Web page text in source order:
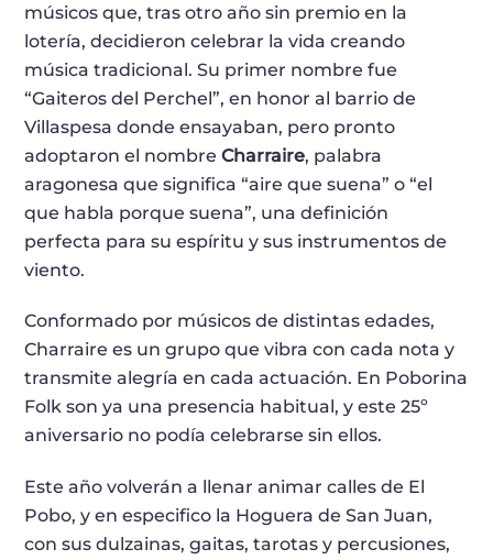
músicos que, tras otro año sin premio en la
lotería, decidieron celebrar la vida creando
música tradicional. Su primer nombre fue
“Gaiteros del Perchel”, en honor al barrio de
Villaspesa donde ensayaban, pero pronto
adoptaron el nombreCharraire, palabra
aragonesa que significa “aire que suena” o “el
que habla porque suena”, una definición
perfecta para su espíritu y sus instrumentos de
viento.
Conformado por músicos de distintas edades,
Charraire es un grupo que vibra con cada nota y
transmite alegría en cada actuación. En Poborina
Folk son ya una presencia habitual, y este 25º
aniversario no podía celebrarse sin ellos.
Este año volverán a llenar animar calles de El
Pobo, y en especifico la Hoguera de San Juan,
con sus dulzainas, gaitas, tarotas y percusiones,